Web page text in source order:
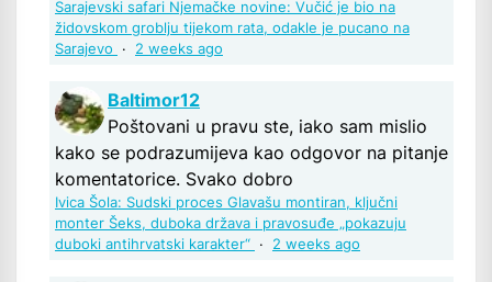
Sarajevski safari Njemačke novine: Vučić je bio na
židovskom groblju tijekom rata, odakle je pucano na
Sarajevo
· 2 weeks ago
Baltimor12
Poštovani u pravu ste, iako sam mislio
kako se podrazumijeva kao odgovor na pitanje
komentatorice. Svako dobro
Ivica Šola: Sudski proces Glavašu montiran, ključni
monter Šeks, duboka država i pravosuđe „pokazuju
duboki antihrvatski karakter“ · 2 weeks ago